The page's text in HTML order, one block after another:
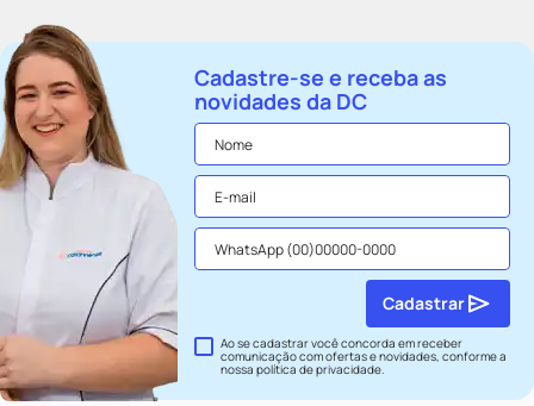
Cadastre-se e receba as
novidades da DC
Ao se cadastrar você concorda em receber
comunicação com ofertas e novidades, conforme a
nossapolítica de privacidade.
Cadastrar